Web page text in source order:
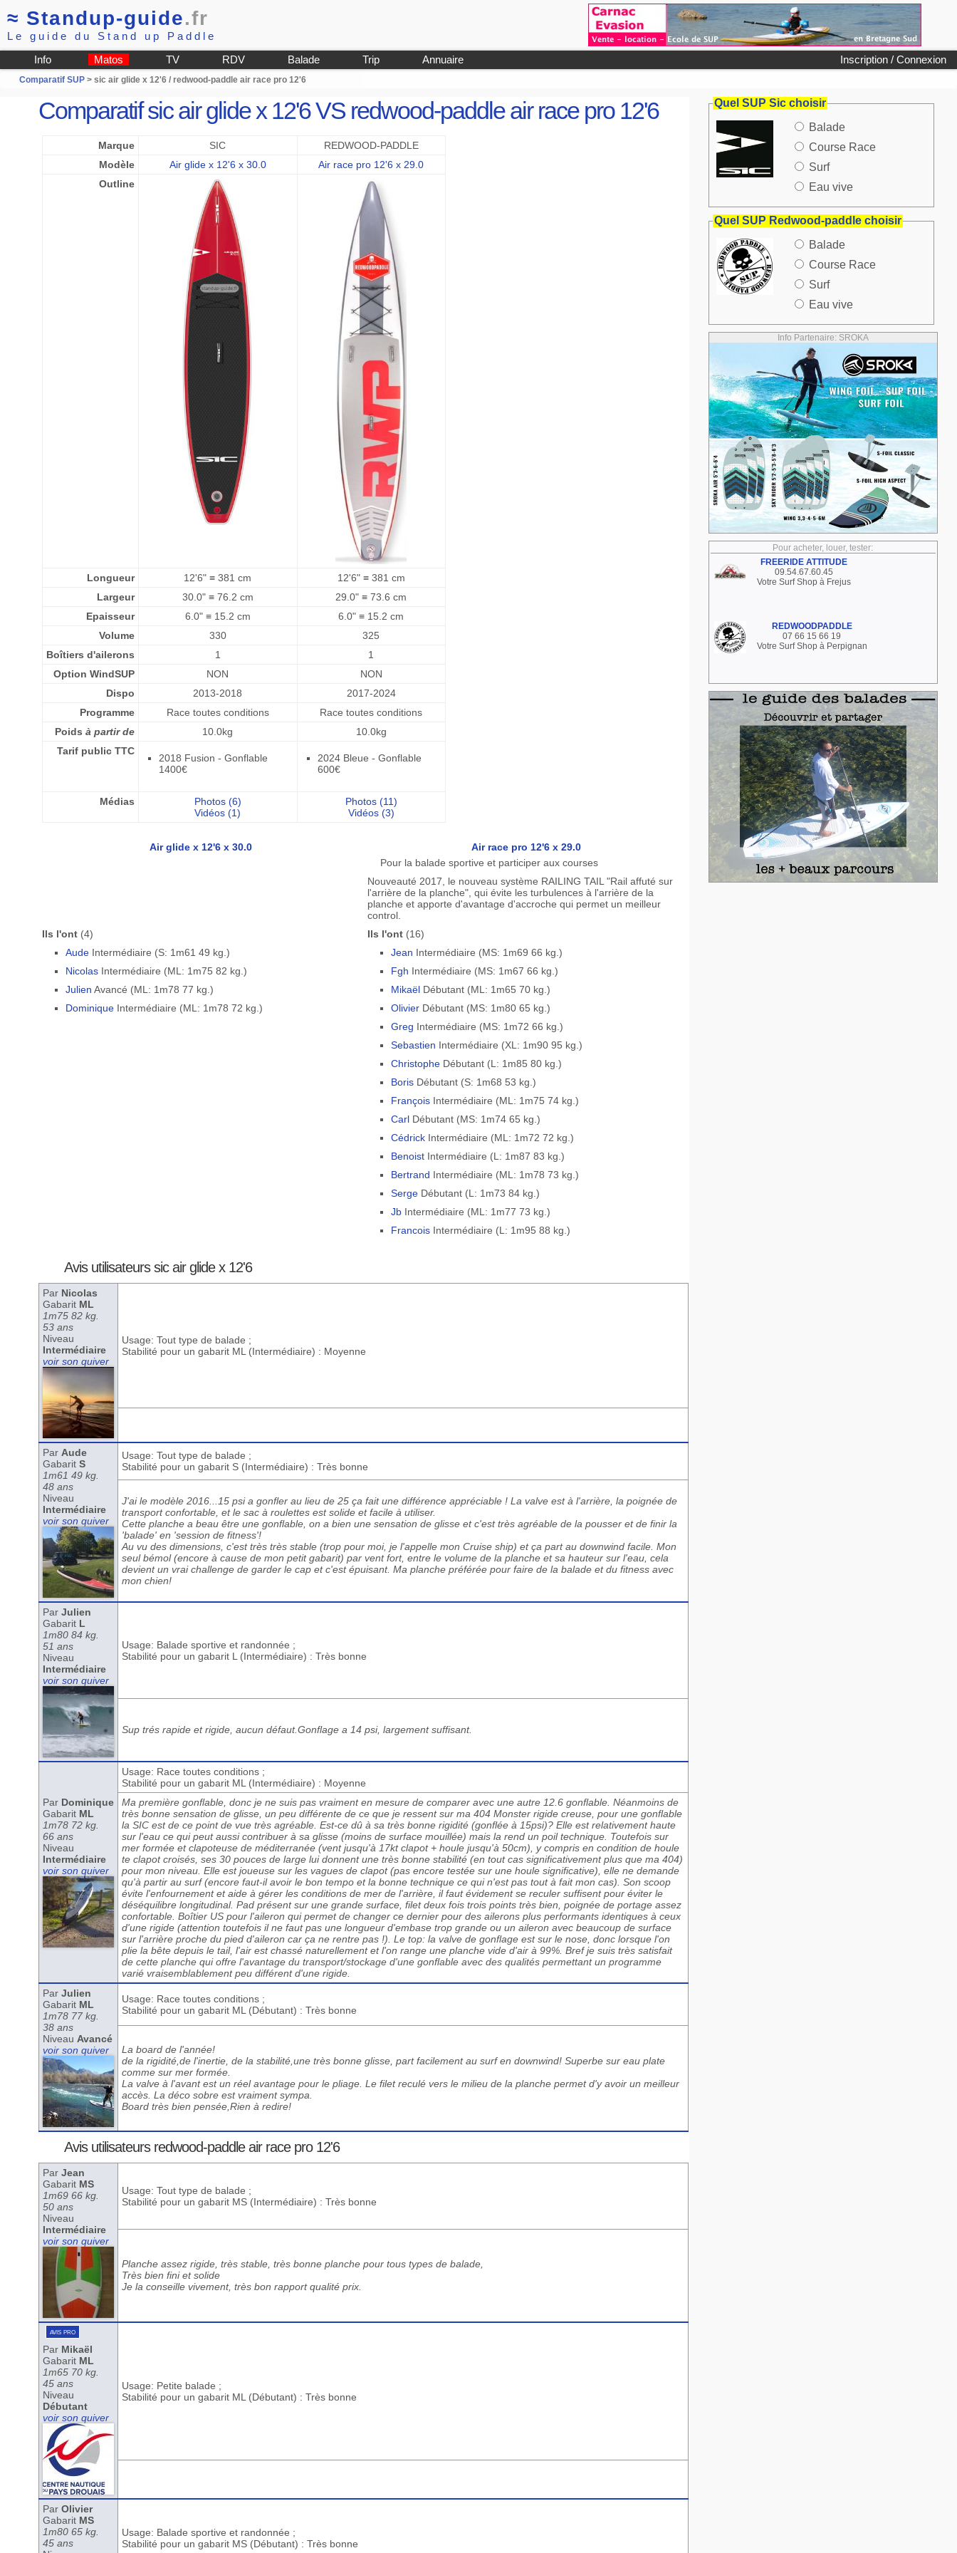
≈ Standup-guide.fr
Le guide du Stand up Paddle
Inscription / Connexion
Info Matos TV RDV Balade Trip Annuaire
Comparatif SUP > sic air glide x 12'6 / redwood-paddle air race pro 12'6
Comparatif sic air glide x 12'6 VS redwood-paddle air race pro 12'6
Marque SIC
REDWOOD-PADDLE
Modèle
Air glide x 12'6 x 30.0
Air race pro 12'6 x 29.0
Outline
Longueur 12'6" ≡ 381 cm
12'6" ≡ 381 cm
Largeur
30.0" ≡ 76.2 cm
29.0" ≡ 73.6 cm
Epaisseur
6.0" ≡ 15.2 cm
6.0" ≡ 15.2 cm
Volume
330
325
Boîtiers d'ailerons
1
1
Option WindSUP
NON
NON
Dispo
2013-2018
2017-2024
Programme
Race toutes conditions
Race toutes conditions
Poids à partir de 10.0kg
10.0kg
Tarif public TTC
2018 Fusion - Gonflable
1400€
2024 Bleue - Gonflable
600€
Médias
Photos (6)
Vidéos (1)
Photos (11)
Vidéos (3)
Air glide x 12'6 x 30.0
Air race pro 12'6 x 29.0
Pour la balade sportive et participer aux courses
Nouveauté 2017, le nouveau système RAILING TAIL "Rail affuté sur
l'arrière de la planche", qui évite les turbulences à l'arrière de la
planche et apporte d'avantage d'accroche qui permet un meilleur
control.
Ils l'ont(4)
AudeIntermédiaire (S: 1m61 49 kg.)
NicolasIntermédiaire (ML: 1m75 82 kg.)
Julien Avancé (ML: 1m78 77 kg.)
DominiqueIntermédiaire (ML: 1m78 72 kg.)
Ils l'ont(16)
Jean Intermédiaire (MS: 1m69 66 kg.)
Fgh Intermédiaire (MS: 1m67 66 kg.)
MikaëlDébutant (ML: 1m65 70 kg.)
OlivierDébutant (MS: 1m80 65 kg.)
Greg Intermédiaire (MS: 1m72 66 kg.)
Sebastien Intermédiaire (XL: 1m90 95 kg.)
ChristopheDébutant (L: 1m85 80 kg.)
BorisDébutant (S: 1m68 53 kg.)
FrançoisIntermédiaire (ML: 1m75 74 kg.)
CarlDébutant (MS: 1m74 65 kg.)
CédrickIntermédiaire (ML: 1m72 72 kg.)
BenoistIntermédiaire (L: 1m87 83 kg.)
Bertrand Intermédiaire (ML: 1m78 73 kg.)
SergeDébutant (L: 1m73 84 kg.)
JbIntermédiaire (ML: 1m77 73 kg.)
FrancoisIntermédiaire (L: 1m95 88 kg.)
Avis utilisateurs sic air glide x 12'6
Par Nicolas
Gabarit ML
1m75 82 kg.
53 ans
Niveau
Intermédiaire
voir son quiver
Usage: Tout type de balade ;
Stabilité pour un gabarit ML (Intermédiaire) : Moyenne
Par Aude
Gabarit S
1m61 49 kg.
48 ans
Niveau
Intermédiaire
voir son quiver
Usage: Tout type de balade ;
Stabilité pour un gabarit S (Intermédiaire) : Très bonne
J'ai le modèle 2016...15 psi a gonfler au lieu de 25 ça fait une différence appréciable ! La valve est à l'arrière, la poignée de
transport confortable, et le sac à roulettes est solide et facile à utiliser.
Cette planche a beau être une gonflable, on a bien une sensation de glisse et c'est très agréable de la pousser et de finir la
'balade' en 'session de fitness'!
Au vu des dimensions, c'est très très stable (trop pour moi, je l'appelle mon Cruise ship) et ça part au downwind facile. Mon
seul bémol (encore à cause de mon petit gabarit) par vent fort, entre le volume de la planche et sa hauteur sur l'eau, cela
devient un vrai challenge de garder le cap et c'est épuisant. Ma planche préférée pour faire de la balade et du fitness avec
mon chien!
Par Julien
Gabarit L
1m80 84 kg.
51 ans
Niveau
Intermédiaire
voir son quiver
Usage: Balade sportive et randonnée ;
Stabilité pour un gabarit L (Intermédiaire) : Très bonne
Sup trés rapide et rigide, aucun défaut.Gonflage a 14 psi, largement suffisant.
Par Dominique
Gabarit ML
1m78 72 kg.
66 ans
Niveau
Intermédiaire
voir son quiver
Usage: Race toutes conditions ;
Stabilité pour un gabarit ML (Intermédiaire) : Moyenne
Ma première gonflable, donc je ne suis pas vraiment en mesure de comparer avec une autre 12.6 gonflable. Néanmoins de
très bonne sensation de glisse, un peu différente de ce que je ressent sur ma 404 Monster rigide creuse, pour une gonflable
la SIC est de ce point de vue très agréable. Est-ce dû à sa très bonne rigidité (gonflée à 15psi)? Elle est relativement haute
sur l'eau ce qui peut aussi contribuer à sa glisse (moins de surface mouillée) mais la rend un poil technique. Toutefois sur
mer formée et clapoteuse de méditerranée (vent jusqu'à 17kt clapot + houle jusqu'à 50cm), y compris en condition de houle
te clapot croisés, ses 30 pouces de large lui donnent une très bonne stabilité (en tout cas significativement plus que ma 404)
pour mon niveau. Elle est joueuse sur les vagues de clapot (pas encore testée sur une houle significative), elle ne demande
qu'à partir au surf (encore faut-il avoir le bon tempo et la bonne technique ce qui n'est pas tout à fait mon cas). Son scoop
évite l'enfournement et aide à gérer les conditions de mer de l'arrière, il faut évidement se reculer suffisent pour éviter le
déséquilibre longitudinal. Pad présent sur une grande surface, filet deux fois trois points très bien, poignée de portage assez
confortable. Boîtier US pour l'aileron qui permet de changer ce dernier pour des ailerons plus performants identiques à ceux
d'une rigide (attention toutefois il ne faut pas une longueur d'embase trop grande ou un aileron avec beaucoup de surface
sur l'arrière proche du pied d'aileron car ça ne rentre pas !). Le top: la valve de gonflage est sur le nose, donc lorsque l'on
plie la bête depuis le tail, l'air est chassé naturellement et l'on range une planche vide d'air à 99%. Bref je suis très satisfait
de cette planche qui offre l'avantage du transport/stockage d'une gonflable avec des qualités permettant un programme
varié vraisemblablement peu différent d'une rigide.
Par Julien
Gabarit ML
1m78 77 kg.
38 ans
Niveau Avancé
voir son quiver
Usage: Race toutes conditions ;
Stabilité pour un gabarit ML (Débutant) : Très bonne
La board de l'année!
de la rigidité,de l'inertie, de la stabilité,une très bonne glisse, part facilement au surf en downwind! Superbe sur eau plate
comme sur mer formée.
La valve à l'avant est un réel avantage pour le pliage. Le filet reculé vers le milieu de la planche permet d'y avoir un meilleur
accès. La déco sobre est vraiment sympa.
Board très bien pensée,Rien à redire!
Avis utilisateurs redwood-paddle air race pro 12'6
Par Jean
Gabarit MS
1m69 66 kg.
50 ans
Niveau
Intermédiaire
voir son quiver
Usage: Tout type de balade ;
Stabilité pour un gabarit MS (Intermédiaire) : Très bonne
Planche assez rigide, très stable, très bonne planche pour tous types de balade,
Très bien fini et solide
Je la conseille vivement, très bon rapport qualité prix.
avis pro
Par Mikaël
Gabarit ML
1m65 70 kg.
45 ans
Niveau
Débutant
voir son quiver
Usage: Petite balade ;
Stabilité pour un gabarit ML (Débutant) : Très bonne
Par Olivier
Gabarit MS
1m80 65 kg.
45 ans
Usage: Balade sportive et randonnée ;
Stabilité pour un gabarit MS (Débutant) : Très bonne
Quel SUP Sic choisir
Balade
Course Race
Surf
Eau vive
Quel SUP Redwood-paddle choisir
Balade
Course Race
Surf
Eau vive
Info Partenaire: SROKA
Pour acheter, louer, tester:
FREERIDE ATTITUDE
09.54.67.60.45
Votre Surf Shop à Frejus
REDWOODPADDLE
07 66 15 66 19
Votre Surf Shop à Perpignan